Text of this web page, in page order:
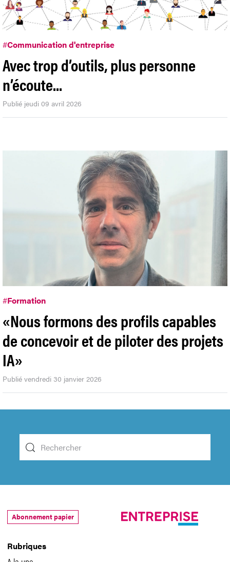
#Communication d'entreprise
Avec trop d’outils, plus personne
n’écoute...
Publié jeudi 09 avril 2026
#Formation
«Nous formons des profils capables
de concevoir et de piloter des projets
IA»
Publié vendredi 30 janvier 2026
Rubriques
Abonnement papier